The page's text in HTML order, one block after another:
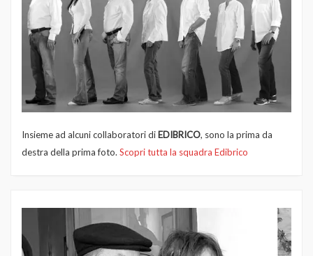
Insieme ad alcuni collaboratori di EDIBRICO, sono la prima da
destra della prima foto. Scopri tutta la squadra Edibrico